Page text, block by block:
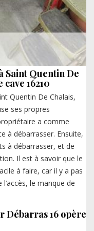
Saint Quentin De
16210
Quentin De Chalais,
ses propres
a comme
à débarrasser. Ensuite,
à débarrasser, et de
Il est à savoir que le
à faire, car il y a pas
le manque de
Débarras 16 opère